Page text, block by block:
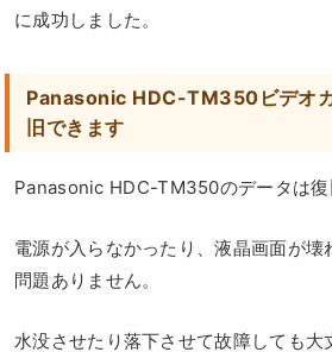
に成功しました。
Panasonic HDC-TM350ビデオ
旧できます
Panasonic HDC-TM350のデータは復
電源が入らなかったり、液晶画面が壊
問題ありません。
水没させたり落下させて故障しても大